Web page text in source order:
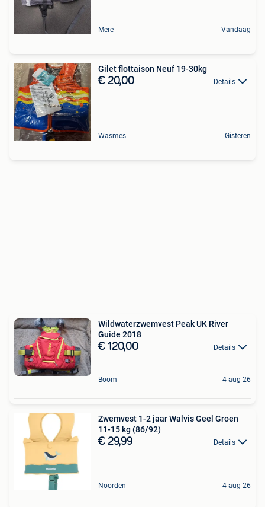
Mere Vandaag
Gilet flottaison Neuf 19-30kg
€ 20,00 Details
Wasmes Gisteren
Wildwaterzwemvest Peak UK River
Guide 2018
€ 120,00 Details
Boom 4 aug 26
Zwemvest 1-2 jaar Walvis Geel Groen
11-15 kg (86/92)
€ 29,99 Details
Noorden 4 aug 26